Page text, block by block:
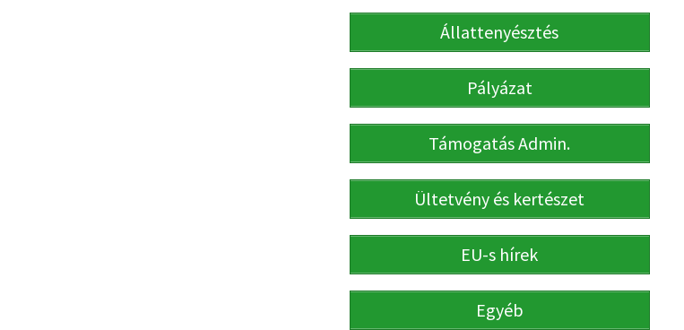
Állattenyésztés
Pályázat
Támogatás Admin.
Ültetvény és kertészet
EU-s hírek
Egyéb